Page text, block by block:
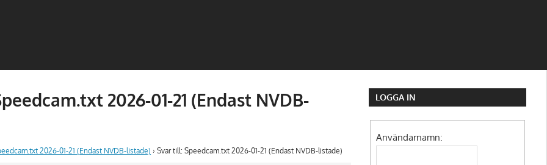
2026-01-21 (Endast NVDB-
2026-01-21 (Endast NVDB-listade) › Svar till: Speedcam.txt 2026-01-21 (Endast NVDB-listade)
LOGGA IN
Användarnamn: